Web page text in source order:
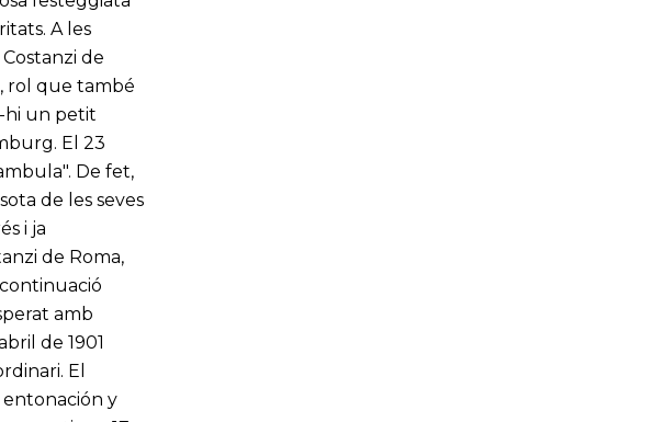
A les
de
rol que també
hi un petit
El 23
De fet,
de les seves
i ja
de Roma,
amb
de 1901
El
y